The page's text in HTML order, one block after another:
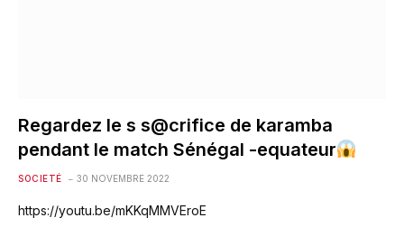
Regardez le s s@crifice de karamba
pendant le match Sénégal -equateur
SOCIETÉ 30 NOVEMBRE 2022
https://youtu.be/mKKqMMVEroE